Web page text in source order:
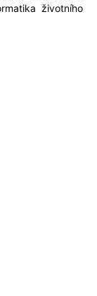
životního